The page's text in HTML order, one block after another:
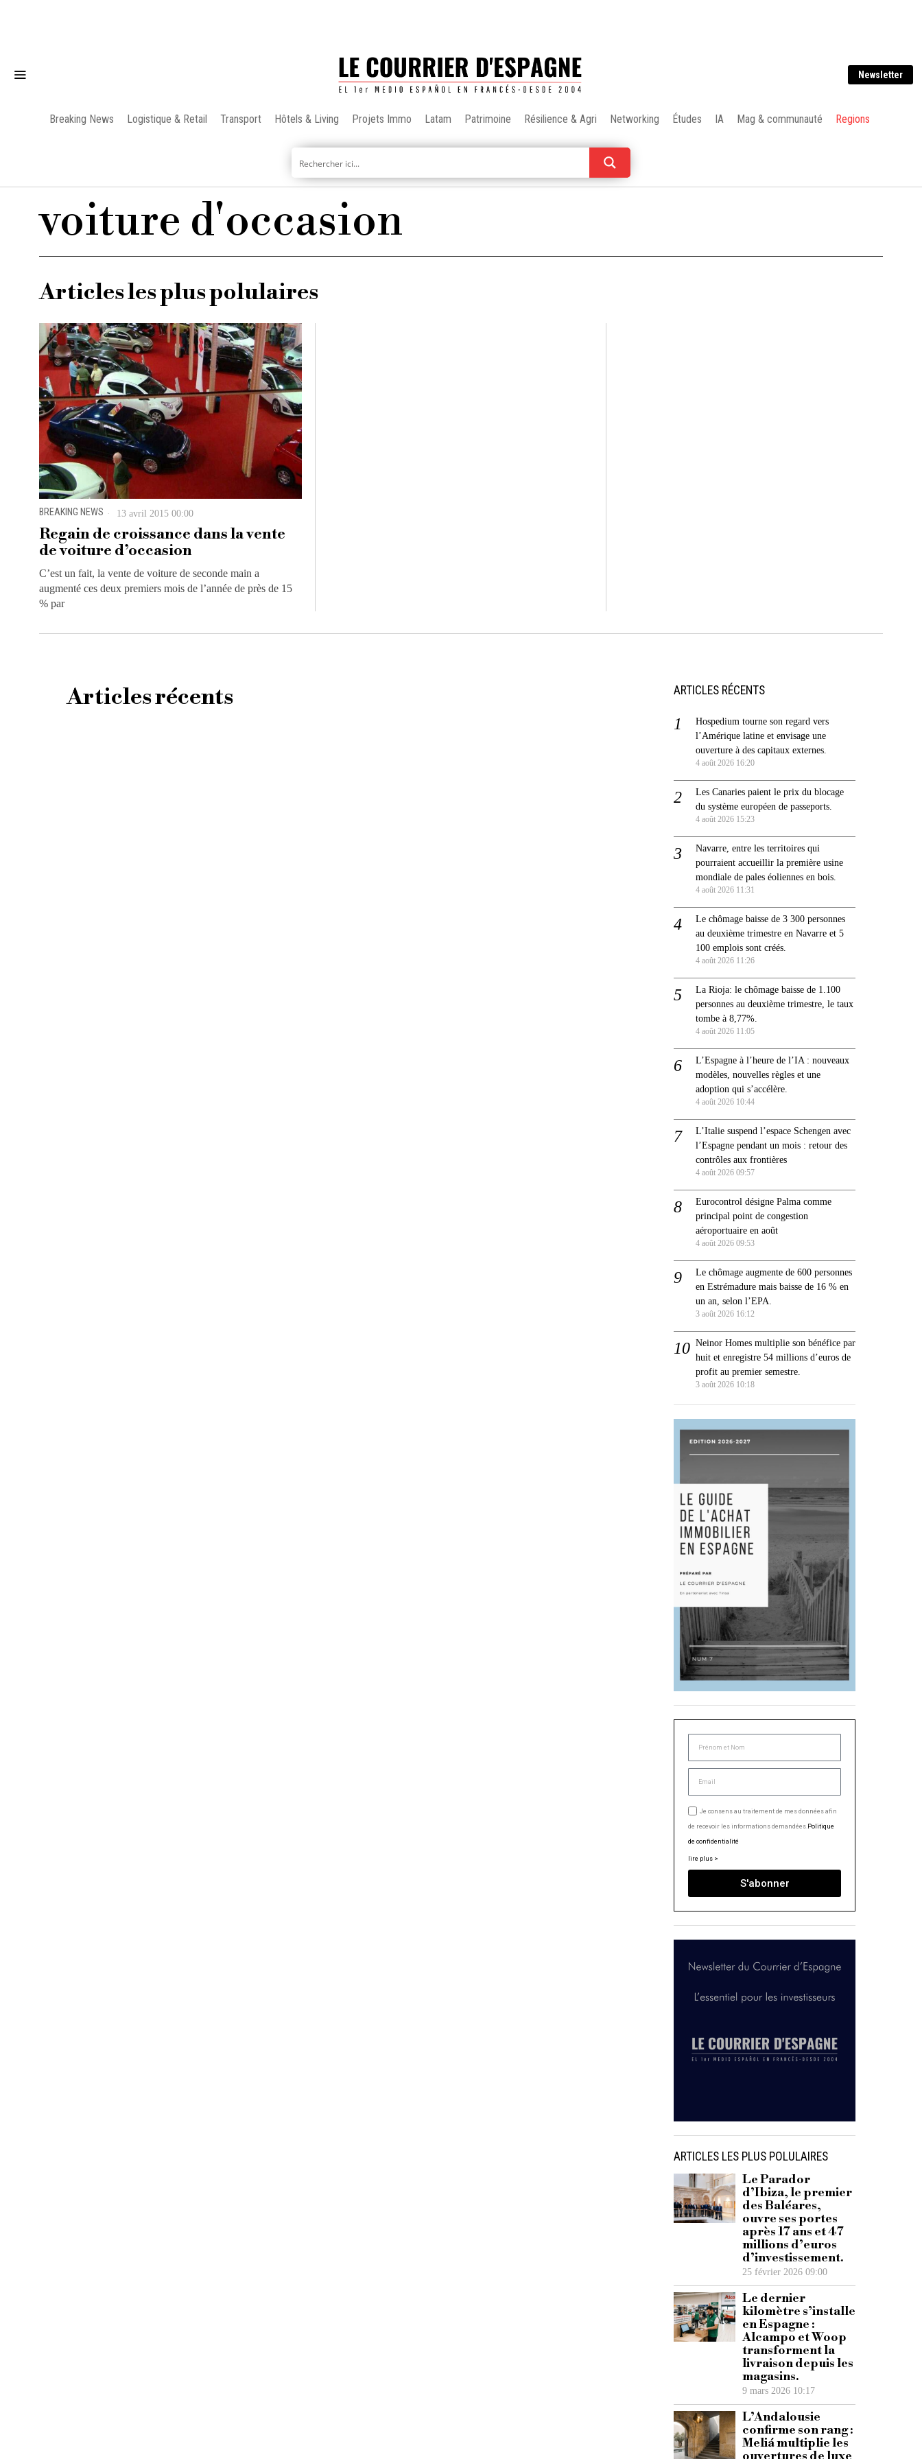
Newsletter
Breaking News Logistique & Retail Transport Hôtels & Living Projets Immo Latam Patrimoine Résilience & Agri Networking Études IA Mag & communauté Regions
voiture d'occasion
Articles les plus polulaires
BREAKING NEWS 13 avril 2015 00:00
Regain de croissance dans la vente
de voiture d’occasion
C’est un fait, la vente de voiture de seconde main a
augmenté ces deux premiers mois de l’année de près de 15
% par
Articles récents ARTICLES RÉCENTS
Hospedium tourne son regard vers
l’Amérique latine et envisage une
ouverture à des capitaux externes.
4 août 2026 16:20
Les Canaries paient le prix du blocage
du système européen de passeports.
4 août 2026 15:23
Navarre, entre les territoires qui
pourraient accueillir la première usine
mondiale de pales éoliennes en bois.
4 août 2026 11:31
Le chômage baisse de 3 300 personnes
au deuxième trimestre en Navarre et 5
100 emplois sont créés.
4 août 2026 11:26
La Rioja: le chômage baisse de 1.100
personnes au deuxième trimestre, le taux
tombe à 8,77%.
4 août 2026 11:05
L’Espagne à l’heure de l’IA : nouveaux
modèles, nouvelles règles et une
adoption qui s’accélère.
4 août 2026 10:44
L’Italie suspend l’espace Schengen avec
l’Espagne pendant un mois : retour des
contrôles aux frontières
4 août 2026 09:57
Eurocontrol désigne Palma comme
principal point de congestion
aéroportuaire en août
4 août 2026 09:53
Le chômage augmente de 600 personnes
en Estrémadure mais baisse de 16 % en
un an, selon l’EPA.
3 août 2026 16:12
Neinor Homes multiplie son bénéfice par
huit et enregistre 54 millions d’euros de
profit au premier semestre.
3 août 2026 10:18
Je consens au traitement de mes données afin
de recevoir les informations demandées.Politique
de confidentialité
lire plus >
S'abonner
ARTICLES LES PLUS POLULAIRES
Le Parador
d’Ibiza, le premier
des Baléares,
ouvre ses portes
après 17 ans et 47
millions d’euros
d’investissement.
25 février 2026 09:00
Le dernier
kilomètre s’installe
en Espagne :
Alcampo et Woop
transforment la
livraison depuis les
magasins.
9 mars 2026 10:17
L’Andalousie
confirme son rang :
Meliá multiplie les